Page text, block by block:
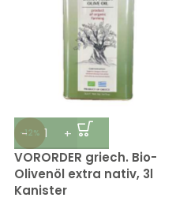
-12%
VORORDER griech. Bio-
Olivenöl extra nativ, 3l
Kanister